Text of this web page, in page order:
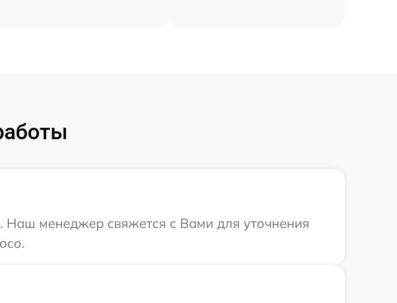
Наш менеджер свяжется с Вами для уточнения